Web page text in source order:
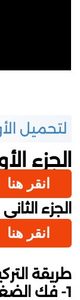
لتحميل
الجزء
انقر هنا
الجزء الثاني
انقر هنا
طريقة
1- فك